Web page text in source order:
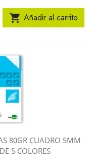
 Añadir al carrito
80GR CUADRO 5MM
5 COLORES